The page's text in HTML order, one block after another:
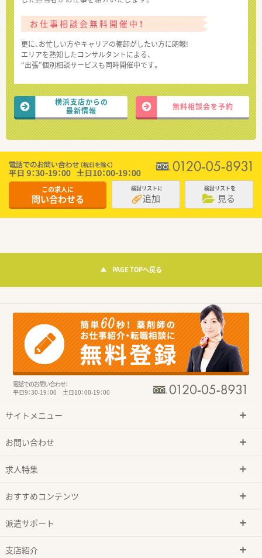
お仕事相談会無料開催中！
更に、お忙しい方やキャリアの棚卸がしたい方に朗報!
エリアを熟知したコンサルタントによる、
“出張”個別相談サービスも同時開催中です。
横浜支店からの
最新情報
無料相談会を予約
この求人に
問い合わせる
検討リストに
追加
検討リストを
見る
PAGE TOPへ戻る
電話でのお問い合わせ：
平日9：30-19：00 土日10：00-19：00
サイトメニュー
お問い合わせ
求人特集
おすすめコンテンツ
派遣サポート
支店紹介